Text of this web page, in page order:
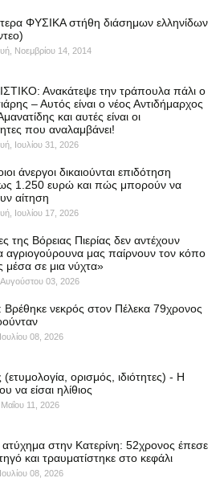
ΦΥΣΙΚΑ στήθη διάσημων ελληνίδων
Νοεμβρίου 14, 2014
Ανακάτεψε την τράπουλα πάλι ο
– Αυτός είναι ο νέος Αντιδήμαρχος
και αυτές είναι οι
που αναλαμβάνει!
Ιουλίου 31, 2026
άνεργοι δικαιούνται επιδότηση
1.250 ευρώ και πώς μπορούν να
αίτηση
Ιουλίου 17, 2026
της Βόρειας Πιερίας δεν αντέχουν
αγριογούρουνα μας παίρνουν τον κόπο
μέσα σε μια νύχτα»
Αυγούστου 03, 2026
Βρέθηκε νεκρός στον Πέλεκα 79χρονος
08, 2026
(ετυμολογία, ορισμός, ιδιότητες) - Η
να είσαι ηλίθιος
11, 2026
ατύχημα στην Κατερίνη: 52χρονος έπεσε
και τραυματίστηκε στο κεφάλι
08, 2026